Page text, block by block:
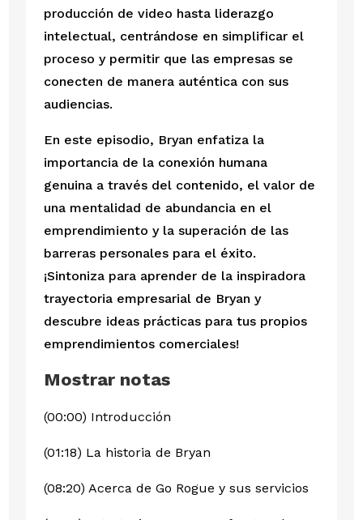
producción de video hasta liderazgo
intelectual, centrándose en simplificar el
proceso y permitir que las empresas se
conecten de manera auténtica con sus
audiencias.
En este episodio, Bryan enfatiza la
importancia de la conexión humana
genuina a través del contenido, el valor de
una mentalidad de abundancia en el
emprendimiento y la superación de las
barreras personales para el éxito.
¡Sintoniza para aprender de la inspiradora
trayectoria empresarial de Bryan y
descubre ideas prácticas para tus propios
emprendimientos comerciales!
Mostrar notas
(00:00) Introducción
(01:18) La historia de Bryan
(08:20) Acerca de Go Rogue y sus servicios